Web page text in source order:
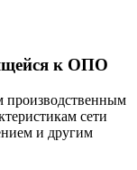
к ОПО
производственным
сети
и другим